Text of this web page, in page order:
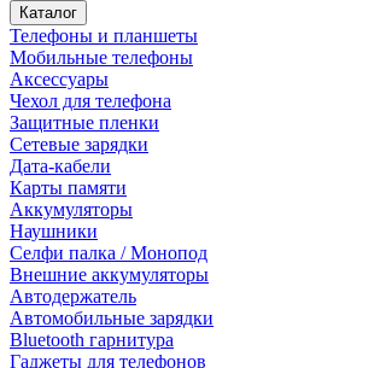
Каталог
Телефоны и планшеты
Мобильные телефоны
Аксессуары
Чехол для телефона
Защитные пленки
Сетевые зарядки
Дата-кабели
Карты памяти
Аккумуляторы
Наушники
Селфи палка / Монопод
Внешние аккумуляторы
Автодержатель
Автомобильные зарядки
Bluetooth гарнитура
Гаджеты для телефонов